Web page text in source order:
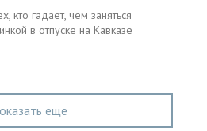
кто гадает, чем заняться
в отпуске на Кавказе
еще